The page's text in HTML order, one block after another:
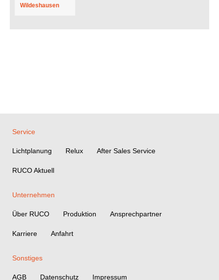
Wildeshausen
Service
Lichtplanung Relux After Sales Service
RUCO Aktuell
Unternehmen
Über RUCO Produktion Ansprechpartner
Karriere Anfahrt
Sonstiges
AGB Datenschutz Impressum